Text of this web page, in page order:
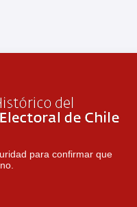
para confirmar que